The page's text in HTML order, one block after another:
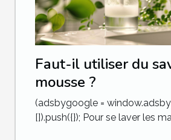
Faut-il utiliser du
mousse ?
(adsbygoogle =
[]).push({}); Pour se laver les